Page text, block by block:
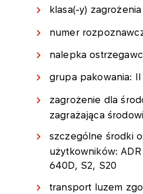
klasa(-y)
numer
nalepka
grupa pakowania: II
zagrożenie dla
zagrażająca
szczególne środki
użytkowników:
640D, S2, S20
transport luzem